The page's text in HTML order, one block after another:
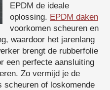
EPDM de ideale
oplossing. EPDM daken
voorkomen scheuren en
waardoor het jarenlang
brengt de rubberfolie
een perfecte aansluiting
Zo vermijd je de
scheuren of loskomende